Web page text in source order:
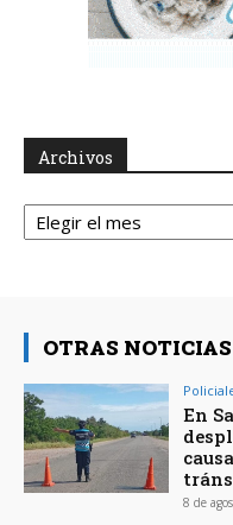
Archivos
Archivos
OTRAS NOTICIAS
En
8 de